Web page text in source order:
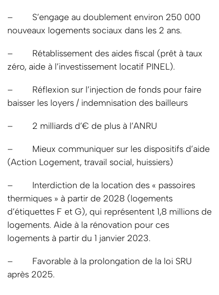
– S’engage au doublement environ 250 000
nouveaux logements sociaux dans les 2 ans.
– Rétablissement des aides fiscal (prêt à taux
zéro, aide à l’investissement locatif PINEL).
– Réflexion sur l’injection de fonds pour faire
baisser les loyers / indemnisation des bailleurs
– 2 milliards d’€ de plus à l’ANRU
– Mieux communiquer sur les dispositifs d’aide
(Action Logement, travail social, huissiers)
– Interdiction de la location des « passoires
thermiques » à partir de 2028 (logements
d’étiquettes F et G), qui représentent 1,8 millions de
logements. Aide à la rénovation pour ces
logements à partir du 1 janvier 2023.
– Favorable à la prolongation de la loi SRU
après 2025.